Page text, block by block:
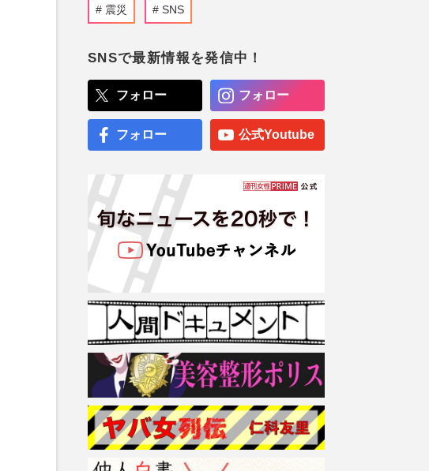
震災 SNS
SNSで最新情報を発信中！
フォロー フォロー
フォロー 公式Youtube